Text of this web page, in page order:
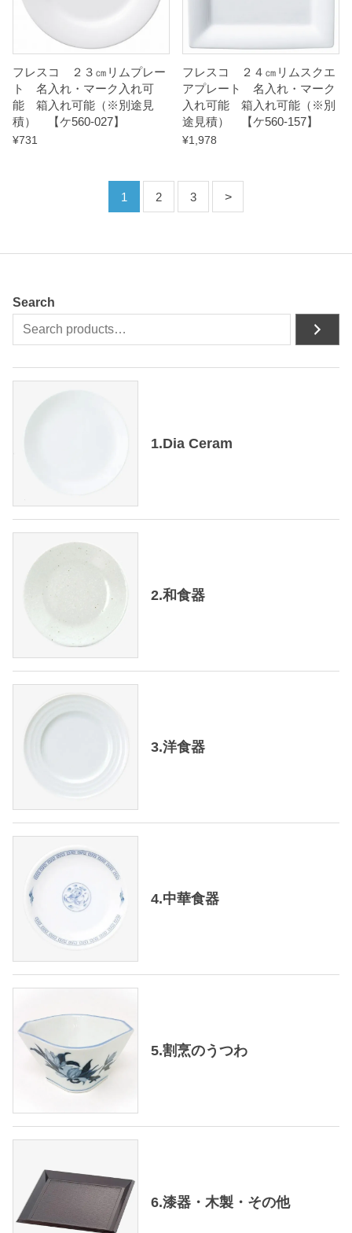
フレスコ ２３㎝リムプレー
ト 名入れ・マーク入れ可
能 箱入れ可能（※別途見
積） 【ケ560-027】
¥731
フレスコ ２４㎝リムスクエ
アプレート 名入れ・マーク
入れ可能 箱入れ可能（※別
途見積） 【ケ560-157】
¥1,978
1 2 3
Search
1.Dia Ceram
2.和食器
3.洋食器
4.中華食器
5.割烹のうつわ
6.漆器・木製・その他